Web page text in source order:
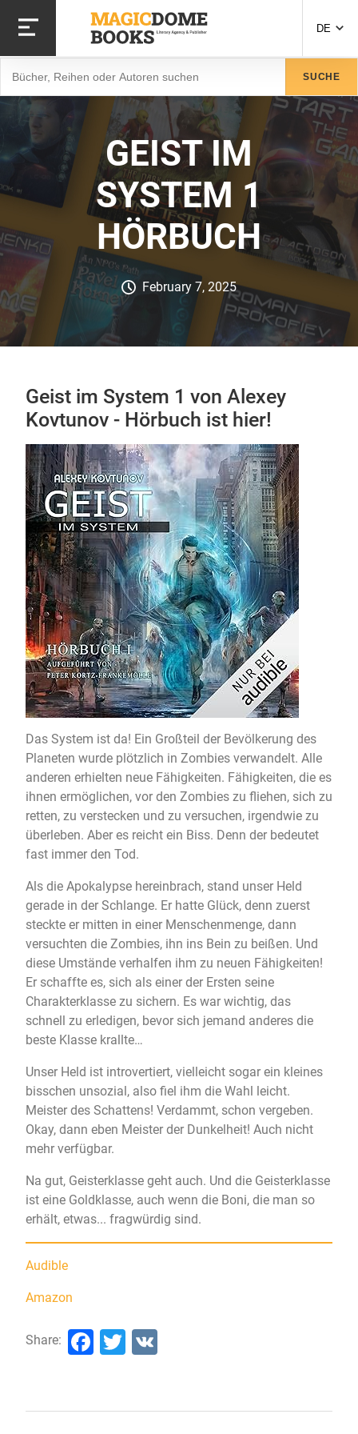
zum
Inhalt
DE
SUCHE
GEIST IM
SYSTEM 1
HÖRBUCH
February 7, 2025
Geist im System 1 von Alexey
Kovtunov - Hörbuch ist hier!
Das System ist da! Ein Großteil der Bevölkerung des
Planeten wurde plötzlich in Zombies verwandelt. Alle
anderen erhielten neue Fähigkeiten. Fähigkeiten, die es
ihnen ermöglichen, vor den Zombies zu fliehen, sich zu
retten, zu verstecken und zu versuchen, irgendwie zu
überleben. Aber es reicht ein Biss. Denn der bedeutet
fast immer den Tod.
Als die Apokalypse hereinbrach, stand unser Held
gerade in der Schlange. Er hatte Glück, denn zuerst
steckte er mitten in einer Menschenmenge, dann
versuchten die Zombies, ihn ins Bein zu beißen. Und
diese Umstände verhalfen ihm zu neuen Fähigkeiten!
Er schaffte es, sich als einer der Ersten seine
Charakterklasse zu sichern. Es war wichtig, das
schnell zu erledigen, bevor sich jemand anderes die
beste Klasse krallte…
Unser Held ist introvertiert, vielleicht sogar ein kleines
bisschen unsozial, also fiel ihm die Wahl leicht.
Meister des Schattens! Verdammt, schon vergeben.
Okay, dann eben Meister der Dunkelheit! Auch nicht
mehr verfügbar.
Na gut, Geisterklasse geht auch. Und die Geisterklasse
ist eine Goldklasse, auch wenn die Boni, die man so
erhält, etwas... fragwürdig sind.
Audible
Amazon
Share: Facebook
Twitter